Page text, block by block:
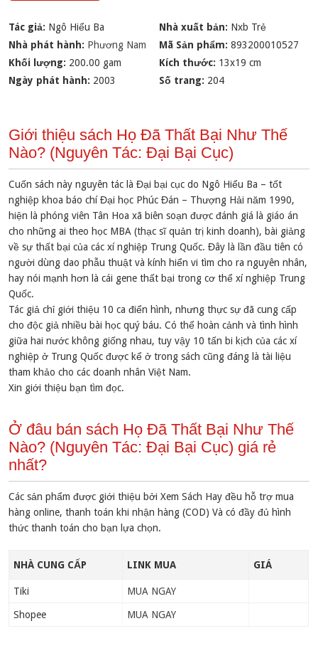
Tác giả: Ngô Hiểu Ba Nhà xuất bản: Nxb Trẻ
Nhà phát hành: Phương Nam Mã Sản phẩm: 893200010527
Khối lượng: 200.00 gam Kích thước: 13x19 cm
Ngày phát hành: 2003 Số trang: 204
Giới thiệu sách Họ Đã Thất Bại Như Thế
Nào? (Nguyên Tác: Đại Bại Cục)
Cuốn sách này nguyên tác là Đại bại cục do Ngô Hiểu Ba – tốt
nghiệp khoa báo chí Đại học Phúc Đán – Thượng Hải năm 1990,
hiện là phóng viên Tân Hoa xã biên soạn được đánh giá là giáo án
cho những ai theo học MBA (thạc sĩ quản trị kinh doanh), bài giảng
về sự thất bại của các xí nghiệp Trung Quốc. Đây là lần đầu tiên có
người dùng dao phẫu thuật và kính hiển vi tìm cho ra nguyên nhân,
hay nói mạnh hơn là cái gene thất bại trong cơ thể xí nghiệp Trung
Quốc.
Tác giả chỉ giới thiệu 10 ca điển hình, nhưng thực sự đã cung cấp
cho độc giả nhiều bài học quý báu. Có thể hoàn cảnh và tình hình
giữa hai nước không giống nhau, tuy vậy 10 tấn bi kịch của các xí
nghiệp ở Trung Quốc được kể ở trong sách cũng đáng là tài liệu
tham khảo cho các doanh nhân Việt Nam.
Xin giới thiệu bạn tìm đọc.
Ở đâu bán sách Họ Đã Thất Bại Như Thế
Nào? (Nguyên Tác: Đại Bại Cục) giá rẻ
nhất?
Các sản phẩm được giới thiệu bởi Xem Sách Hay đều hỗ trợ mua
hàng online, thanh toán khi nhận hàng (COD) Và có đầy đủ hình
thức thanh toán cho bạn lựa chọn.
NHÀ CUNG CẤP LINK MUA GIÁ
Tiki MUA NGAY
Shopee MUA NGAY